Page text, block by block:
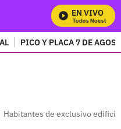
EN VIVO
Mira Todos Nuestros
PICO Y PLACA 7 DE
Habitantes de exclusivo